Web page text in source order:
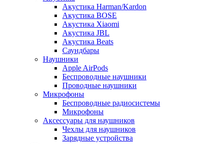
Акустика Harman/Kardon
Акустика BOSE
Акустика Xiaomi
Акустика JBL
Акустика Beats
Саундбары
Наушники
Apple AirPods
Беспроводные наушники
Проводные наушники
Микрофоны
Беспроводные радиосистемы
Микрофоны
Аксессуары для наушников
Чехлы для наушников
Зарядные устройства